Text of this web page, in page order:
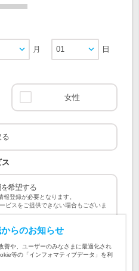
月 01 日
女性
希望する
登録が必要となります。
ビスをご提供できない場合もございま
規約
マイナビ転職AGENT
個人情報の取り扱い および
らのお知らせ
善や、ユーザーのみなさまに最適化され
等の「インフォマティブデータ」を利